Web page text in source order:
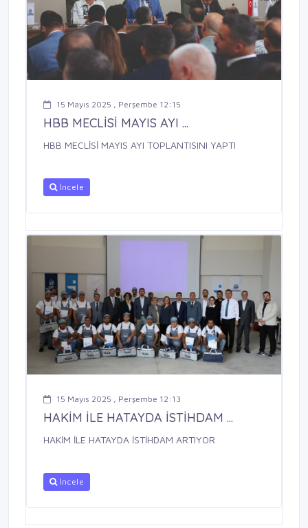
15 Mayıs 2025 , Perşembe 12:15
HBB MECLİSİ MAYIS AYI ...
HBB MECLİSİ MAYIS AYI TOPLANTISINI YAPTI
İncele
15 Mayıs 2025 , Perşembe 12:13
HAKİM İLE HATAYDA İSTİHDAM ...
HAKİM İLE HATAYDA İSTİHDAM ARTIYOR
İncele